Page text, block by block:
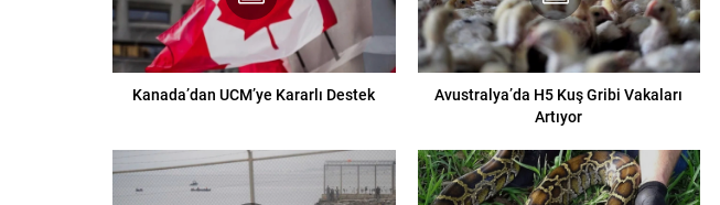
Kanada’dan UCM’ye Kararlı Destek
Avustralya’da H5 Kuş Gribi Vakaları
Artıyor